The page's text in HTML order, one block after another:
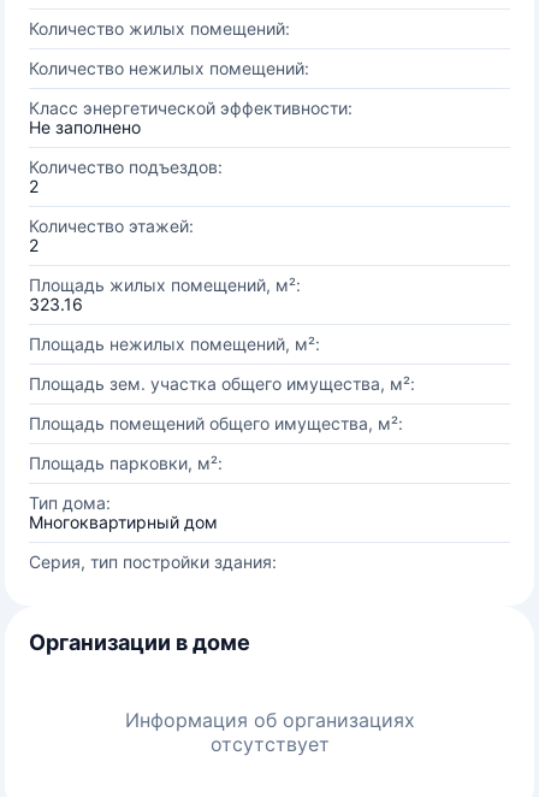
Количество жилых помещений:
Количество нежилых помещений:
Класс энергетической эффективности:
Не заполнено
Количество подъездов:
2
Количество этажей:
2
Площадь жилых помещений, м²:
323.16
Площадь нежилых помещений, м²:
Площадь зем. участка общего имущества, м²:
Площадь помещений общего имущества, м²:
Площадь парковки, м²:
Тип дома:
Многоквартирный дом
Серия, тип постройки здания:
Организации в доме
Информация об организациях
отсутствует